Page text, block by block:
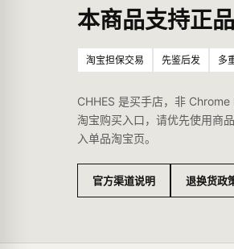
本商品支持正
淘宝担保交易 先鉴后发 多
CHHES 是买手店，非
淘宝购买入口，请优先使用商
入单品淘宝页。
官方渠道说明 退换货政